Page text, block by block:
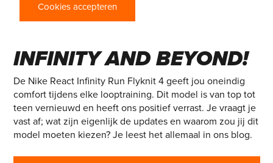
NIKE REACT INFINITY
INFINITY AND BEYOND!
De Nike React Infinity Run Flyknit 4 geeft jou oneindig
comfort tijdens elke looptraining. Dit model is van top tot
teen vernieuwd en heeft ons positief verrast. Je vraagt je
vast af; wat zijn eigenlijk de updates en waarom zou jij dit
model moeten kiezen? Je leest het allemaal in ons blog.
Cookies accepteren